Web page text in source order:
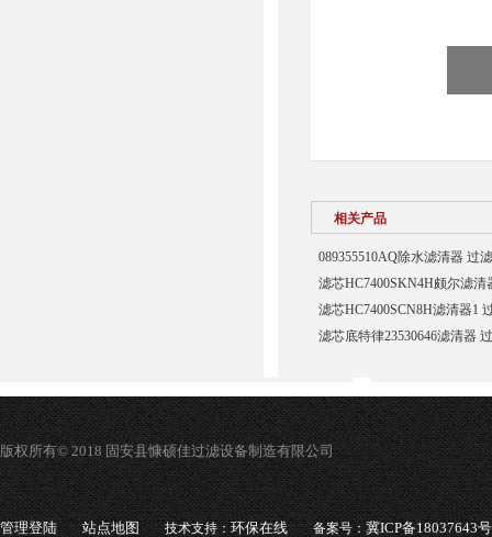
相关产品
089355510AQ除水滤清器 过
滤芯HC7400SKN4H颇尔滤清
滤芯HC7400SCN8H滤清器1
滤芯底特律23530646滤清器
版权所有© 2018 固安县慷硕佳过滤设备制造有限公司
管理登陆 站点地图 技术支持：环保在线 备案号：冀ICP备18037643